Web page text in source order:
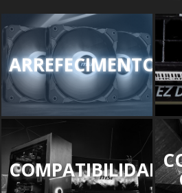
ARREFECIMENTO
COMPATIBILIDADE